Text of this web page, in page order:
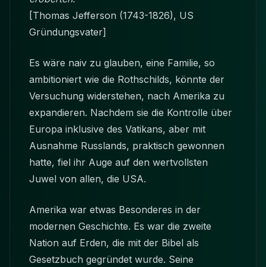
[Thomas Jefferson (1743-1826), US
Gründungsvater]
Es wäre naiv zu glauben, eine Familie, so
ambitioniert wie die Rothschilds, könnte der
Versuchung widerstehen, nach Amerika zu
expandieren. Nachdem sie die Kontrolle über
Europa inklusive des Vatikans, aber mit
Ausnahme Russlands, praktisch gewonnen
hatte, fiel ihr Auge auf den wertvollsten
Juwel von allen, die USA.
Amerika war etwas Besonderes in der
modernen Geschichte. Es war die zweite
Nation auf Erden, die mit der Bibel als
Gesetzbuch gegründet wurde. Seine